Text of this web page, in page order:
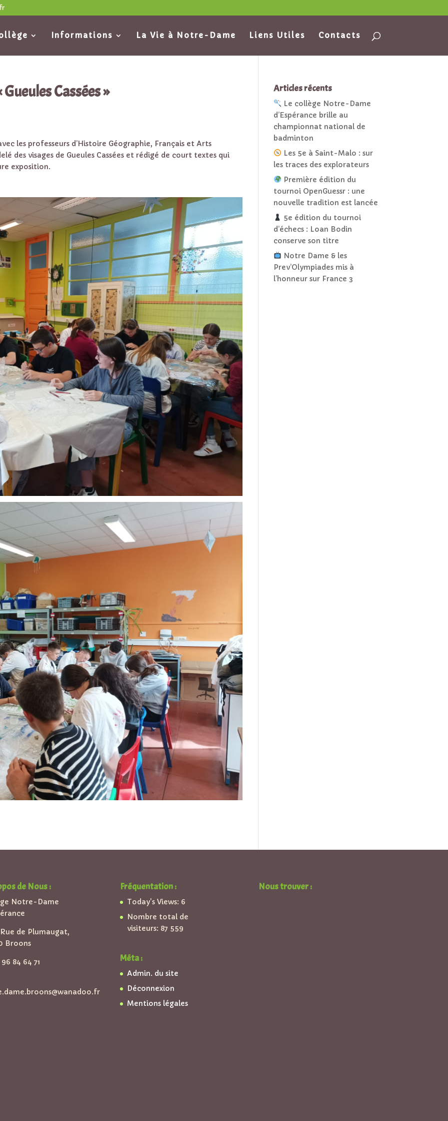
Informations La Vie à Notre-Dame Liens Utiles Contacts
Cassées »
les professeurs d’Histoire Géographie, Français et Arts
des visages de Gueules Cassées et rédigé de court textes qui
exposition.
Articles récents
Le collège Notre-Dame
d’Espérance brille au
championnat national de
badminton
Les 5e à Saint-Malo : sur
les traces des explorateurs
Première édition du
tournoi OpenGuessr : une
nouvelle tradition est lancée
5e édition du tournoi
d’échecs : Loan Bodin
conserve son titre
Notre Dame & les
Prev’Olympiades mis à
l’honneur sur France 3
de Nous :
Notre-Dame
de Plumaugat,
Broons
84 64 71
Fréquentation :
Today's Views: 6
Nombre total de
visiteurs: 87 559
Méta :
Admin. du site
Déconnexion
Mentions légales
Nous trouver :